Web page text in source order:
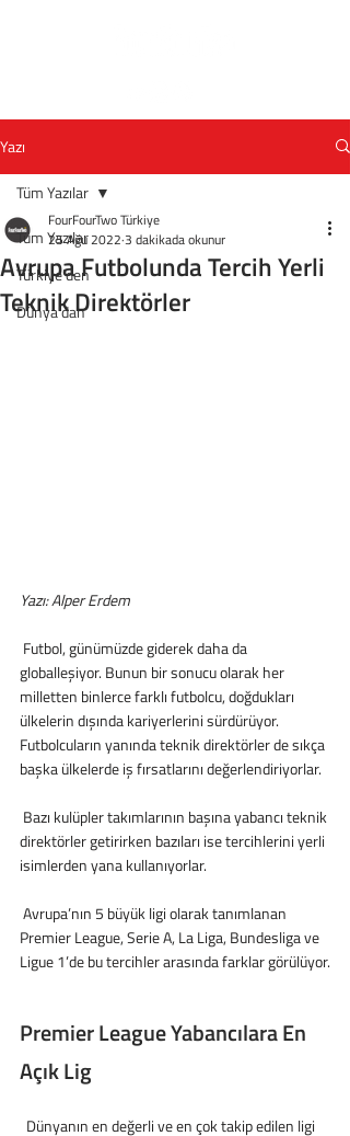
Yazı
Tüm Yazılar
Türkiye'den
Dünya'dan
Tüm Yazılar
Avrupa Futbolunda Tercih Yerli
Teknik Direktörler
FourFourTwo Türkiye
25 Ağu 2022 3 dakikada okunur
Yazı: Alper Erdem
globalleşiyor. Bunun bir sonucu olarak her
milletten binlerce farklı futbolcu, doğdukları
ülkelerin dışında kariyerlerini sürdürüyor.
Futbolcuların yanında teknik direktörler de sıkça
başka ülkelerde iş fırsatlarını değerlendiriyorlar.
direktörler getirirken bazıları ise tercihlerini yerli
isimlerden yana kullanıyorlar.
Premier League, Serie A, La Liga, Bundesliga ve
Ligue 1’de bu tercihler arasında farklar görülüyor.
Premier League Yabancılara En
Açık Lig